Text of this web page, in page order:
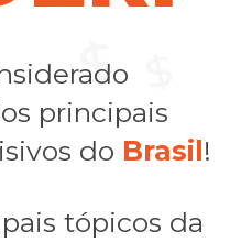
principais
do Brasil!
tópicos da